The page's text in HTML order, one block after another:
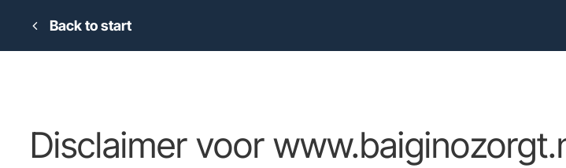
Back to start
Disclaimer voor